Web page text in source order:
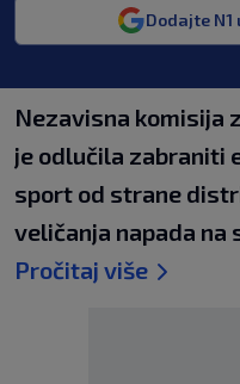
Dodajte
Nezavisna komisija
je odlučila zabraniti
sport od strane
veličanja napada na
Pročitaj više